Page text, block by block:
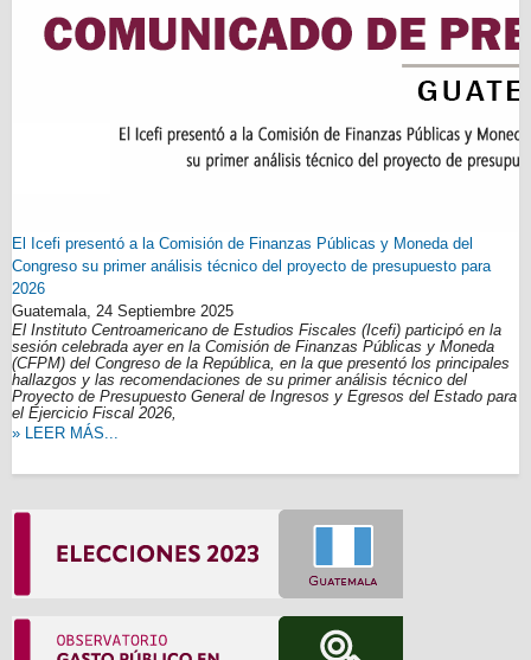
El Icefi presentó a la Comisión de Finanzas Públicas y Moneda del
Congreso su primer análisis técnico del proyecto de presupuesto para
2026
Guatemala, 24 Septiembre 2025
El Instituto Centroamericano de Estudios Fiscales (Icefi) participó en la
sesión celebrada ayer en la Comisión de Finanzas Públicas y Moneda
(CFPM) del Congreso de la República, en la que presentó los principales
hallazgos y las recomendaciones de su primer análisis técnico del
Proyecto de Presupuesto General de Ingresos y Egresos del Estado para
el Ejercicio Fiscal 2026,
» LEER MÁS...